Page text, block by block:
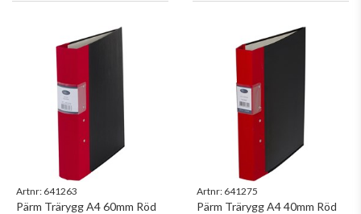
Artnr: 641263
Pärm Trärygg A4 60mm Röd
Artnr: 641275
Pärm Trärygg A4 40mm Röd